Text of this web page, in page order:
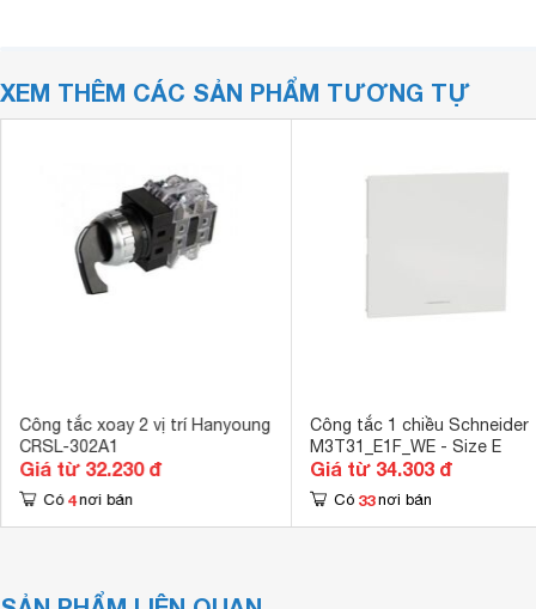
XEM THÊM CÁC SẢN PHẨM TƯƠNG TỰ
Công tắc xoay 2 vị trí Hanyoung
CRSL-302A1
Giá từ 32.230 đ
Có 4 nơi bán
Công tắc 1 chiều Schneider
M3T31_E1F_WE - Size E
Giá từ 34.303 đ
Có 33 nơi bán